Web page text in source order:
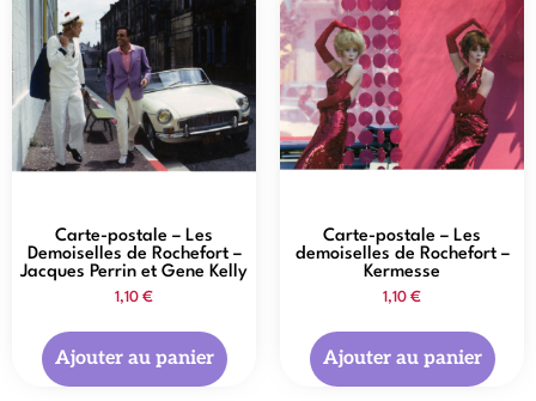
Carte-postale – Les
Demoiselles de Rochefort –
Jacques Perrin et Gene Kelly
1,10 €
Ajouter au panier
Carte-postale – Les
demoiselles de Rochefort –
Kermesse
1,10 €
Ajouter au panier